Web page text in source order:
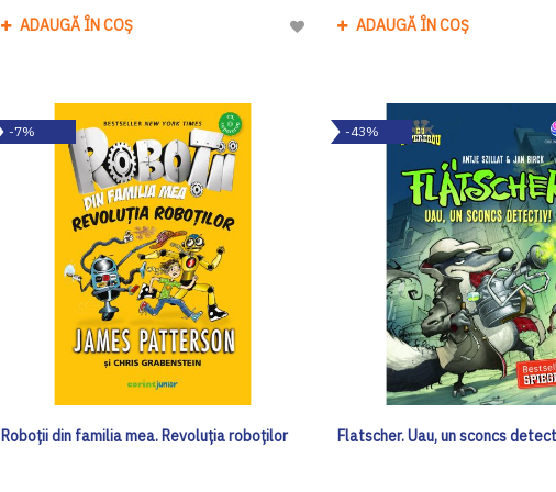
ADAUGĂ ÎN COȘ
Adaugă
Dorinte
ADAUGĂ ÎN COȘ
-7%
Roboții din familia mea. Revoluția roboților
-43%
Flatscher. Uau, un sconcs